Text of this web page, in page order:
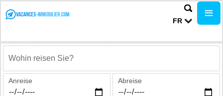
FR
Wohin reisen Sie?
Anreise Abreise